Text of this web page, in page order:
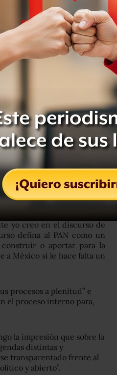
externó su deseo de
aunque ya no milite en el
yo creo en el discurso de
defina al PAN como un
o aportar para la
a México si le hace falta un
procesos a plenitud” e
el proceso interno para,
la impresión que sobre la
distintas y
transparentado frente al
y abierto”.